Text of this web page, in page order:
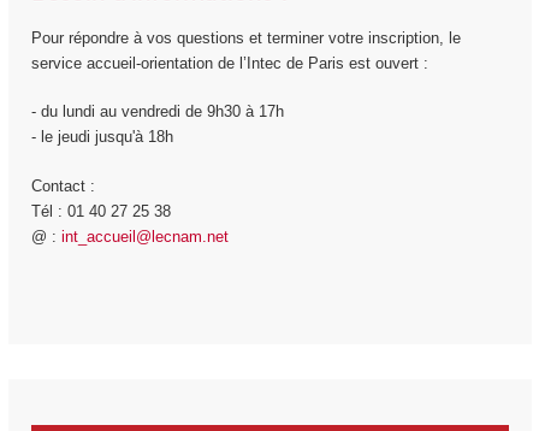
Pour répondre à vos questions et terminer votre inscription, le
service accueil-orientation de l’Intec de Paris est ouvert :
- du lundi au vendredi de 9h30 à 17h
- le jeudi jusqu'à 18h
Contact :
Tél : 01 40 27 25 38
@ : int_accueil@lecnam.net